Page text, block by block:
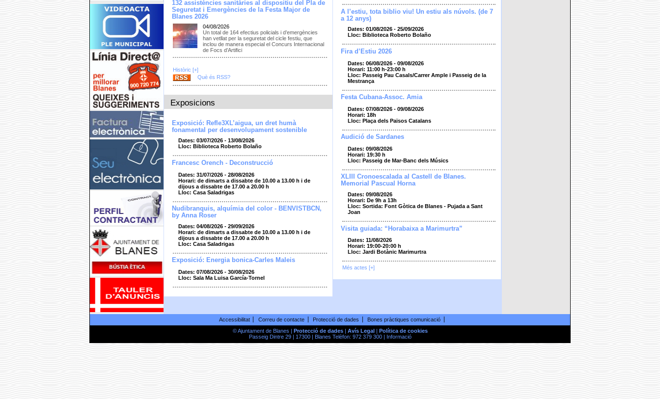
132 assistències sanitàries al dispositiu del Pla de
Seguretat i Emergències de la Festa Major de
Blanes 2026
04/08/2026
Un total de 164 efectius policials i d’emergències
han vetllat per la seguretat del cicle festiu, que
inclou de manera especial el Concurs Internacional
de Focs d’Artifici
Històric [+]
Què és RSS?
Exposicions
Exposició: Refle3XL’aigua, un dret humà
fonamental per desenvolupament sostenible
Dates: 03/07/2026 - 13/08/2026
Lloc: Biblioteca Roberto Bolaño
Francesc Orench - Deconstrucció
Dates: 31/07/2026 - 28/08/2026
Horari: de dimarts a dissabte de 10.00 a 13.00 h i de
dijous a dissabte de 17.00 a 20.00 h
Lloc: Casa Saladrigas
Nudibranquis, alquímia del color - BENVISTBCN,
by Anna Roser
Dates: 04/08/2026 - 29/09/2026
Horari: de dimarts a dissabte de 10.00 a 13.00 h i de
dijous a dissabte de 17.00 a 20.00 h
Lloc: Casa Saladrigas
Exposició: Energia bonica-Carles Maleis
Dates: 07/08/2026 - 30/08/2026
Lloc: Sala Ma Luisa García-Tornel
A l’estiu, tota biblio viu! Un estiu als núvols. (de 7
a 12 anys)
Dates: 01/08/2026 - 25/09/2026
Lloc: Biblioteca Roberto Bolaño
Fira d’Estiu 2026
Dates: 06/08/2026 - 09/08/2026
Horari: 11:00 h-23:00 h
Lloc: Passeig Pau Casals/Carrer Ample i Passeig de la
Mestrança
Festa Cubana-Assoc. Amia
Dates: 07/08/2026 - 09/08/2026
Horari: 18h
Lloc: Plaça dels Països Catalans
Audició de Sardanes
Dates: 09/08/2026
Horari: 19:30 h
Lloc: Passeig de Mar-Banc dels Músics
XLIII Cronoescalada al Castell de Blanes.
Memorial Pascual Horna
Dates: 09/08/2026
Horari: De 9h a 13h
Lloc: Sortida: Font Gòtica de Blanes - Pujada a Sant
Joan
Visita guiada: “Horabaixa a Marimurtra”
Dates: 11/08/2026
Horari: 19:00-20:00 h
Lloc: Jardi Botànic Marimurtra
Més actes [+]
Accessibilitat Correu de contacte Protecció de dades
Bones pràctiques comunicació
© Ajuntament de Blanes |
Protecció de dades| Avís Legal
Política de cookies
Passeig Dintre 29 | 17300 | Blanes Telèfon: 972 379 300 |
Informació